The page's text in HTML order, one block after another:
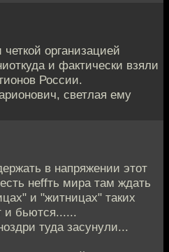
организацией
и фактически взяли
России.
светлая ему
в напряжении этот
неffть мира там ждать
и "житницах" таких
и бьются......
туда засунули...